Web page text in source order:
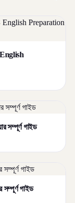
English
সম্পূর্ণ গাইড
গাইড